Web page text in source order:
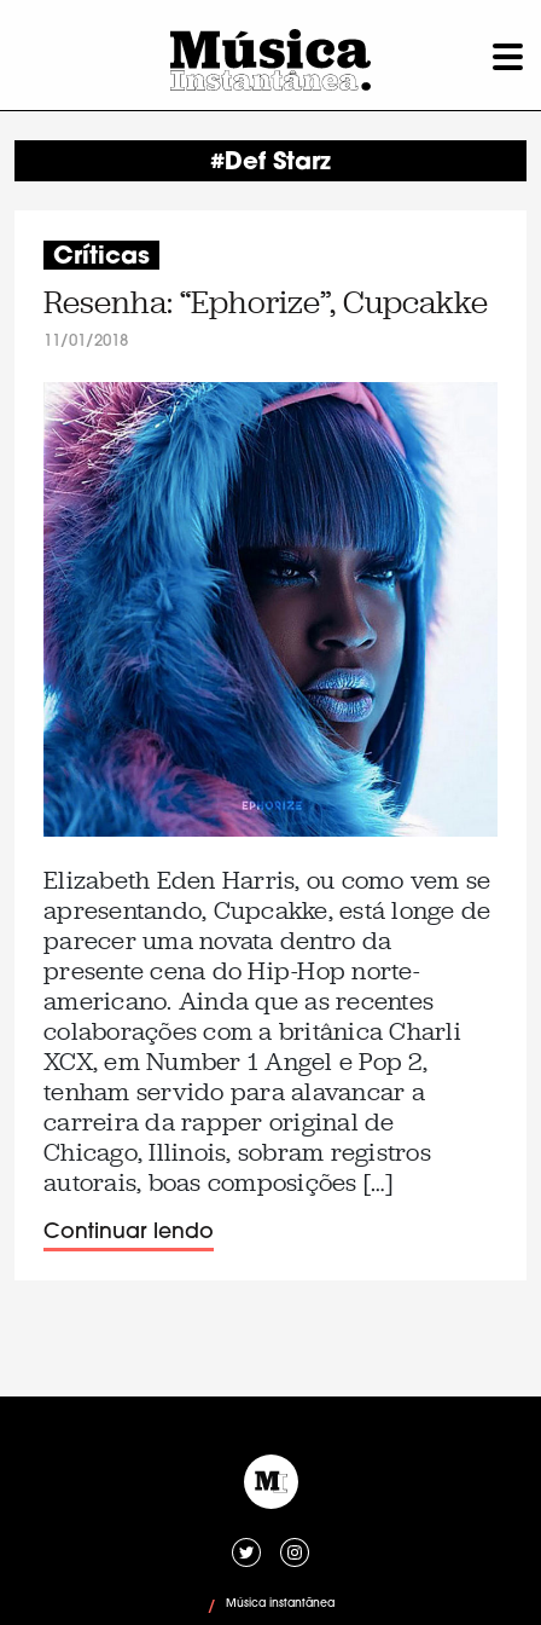
#Def Starz
Críticas
Resenha: “Ephorize”, Cupcakke
11/01/2018
Elizabeth Eden Harris, ou como vem se
apresentando, Cupcakke, está longe de
parecer uma novata dentro da
presente cena do Hip-Hop norte-
americano. Ainda que as recentes
colaborações com a britânica Charli
XCX, em Number 1 Angel e Pop 2,
tenham servido para alavancar a
carreira da rapper original de
Chicago, Illinois, sobram registros
autorais, boas composições […]
Continuar lendo
/ Música instantânea